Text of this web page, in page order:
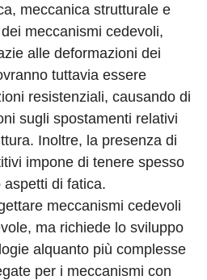
meccanica strutturale e
meccanismi cedevoli,
alle deformazioni dei
tuttavia essere
resistenziali, causando di
sugli spostamenti relativi
Inoltre, la presenza di
impone di tenere spesso
di fatica.
meccanismi cedevoli
ma richiede lo sviluppo
alquanto più complesse
per i meccanismi con